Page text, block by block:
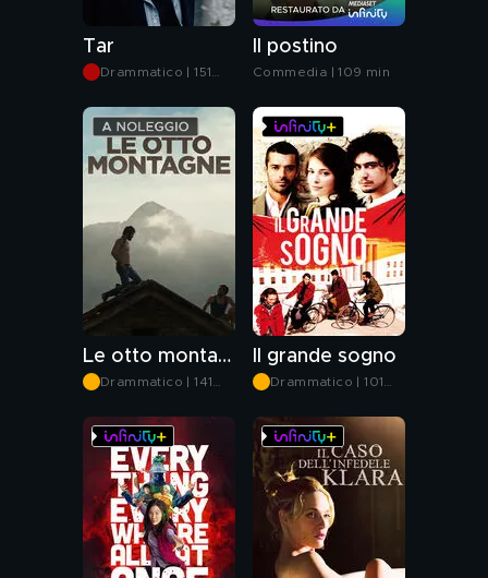
Tar
Drammatico | 151
Il postino
Commedia | 109 min
Le otto montagne
Drammatico | 141
Il grande sogno
Drammatico | 101